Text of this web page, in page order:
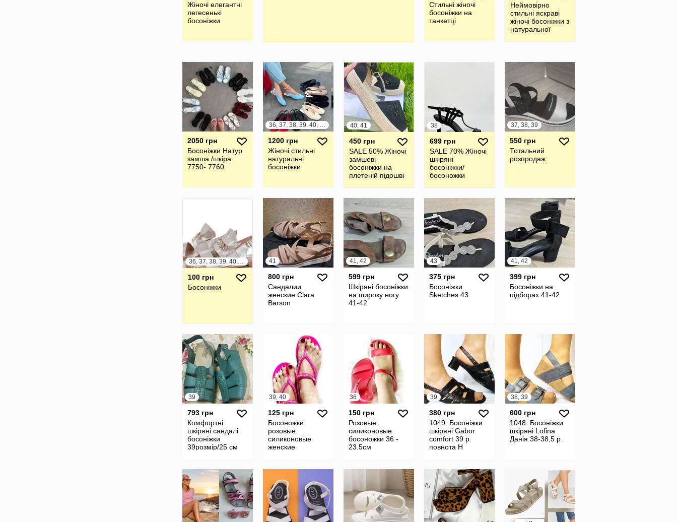
Жіночі елегантні
легесенькі
босоніжки
Стильні жіночі
босоніжки на
танкетці
Неймовірно
стильні яскраві
жіночі босоніжки з
натуральної
2050 грн
Босоніжки Натур
замша /шкіра
7750- 7760
36, 37, 38, 39, 40, 41
1200 грн
Жіночі стильні
натуральні
босоніжки
40, 41
450 грн
SALE 50% Жіночі
замшеві
босоніжки на
плетеній підошві
38
699 грн
SALE 70% Жіночі
шкіряні
босоніжки/
босоножки
37, 38, 39
550 грн
Тотальний
розпродаж
36, 37, 38, 39, 40, 41
100 грн
Босоніжки
41
800 грн
Сандалии
женские Clara
Barson
41, 42
599 грн
Шкіряні босоніжки
на широку ногу
41-42
43
375 грн
Босоніжки
Sketches 43
41, 42
399 грн
Босоніжки на
підборах 41-42
39
793 грн
Комфортні
шкіряні сандалі
босоніжки
39розмір/25 см
39, 40
125 грн
Босоножки
розовые
силиконовые
женские
36
150 грн
Розовые
силиконовые
босоножки 36 -
23.5см
39
380 грн
1049. Босоніжки
шкіряні Gabor
comfort 39 р.
повнота Н
38, 39
600 грн
1048. Босоніжки
шкіряні Lofina
Данія 38-38,5 р.